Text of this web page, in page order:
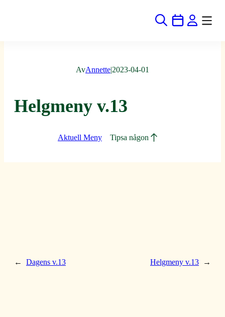
AvAnnette|2023-04-01
Helgmeny v.13
Aktuell Meny Tipsa någon
← Dagens v.13 Helgmeny v.13 →